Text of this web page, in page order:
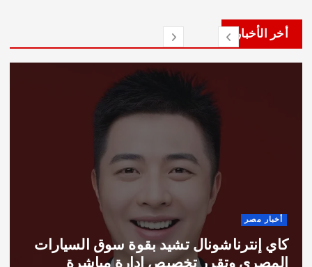
تشيد بقوة سوق السيارات
وتقرر تخصيص ادارة مباشرة